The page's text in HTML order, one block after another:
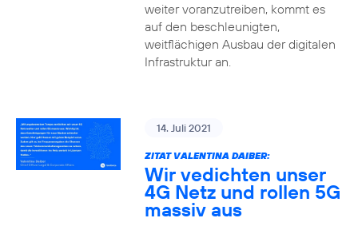
weiter voranzutreiben, kommt es
auf den beschleunigten,
weitflächigen Ausbau der digitalen
Infrastruktur an.
14. Juli 2021
ZITAT VALENTINA DAIBER:
Wir vedichten unser
4G Netz und rollen 5G
massiv aus